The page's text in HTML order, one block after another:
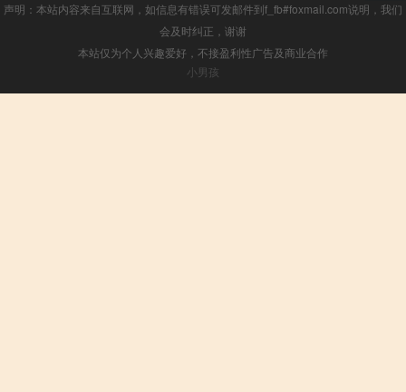
声明：本站内容来自互联网，如信息有错误可发邮件到f_fb#foxmail.com说明，我们
会及时纠正，谢谢
本站仅为个人兴趣爱好，不接盈利性广告及商业合作
小男孩